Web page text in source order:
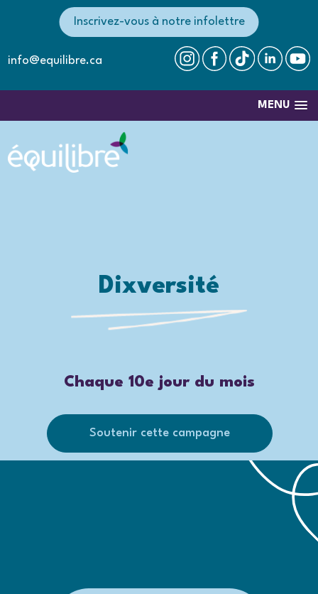
info@equilibre.ca
Inscrivez-vous à notre infolettre
MENU
Dixversité
Chaque 10e jour du mois
Soutenir cette campagne